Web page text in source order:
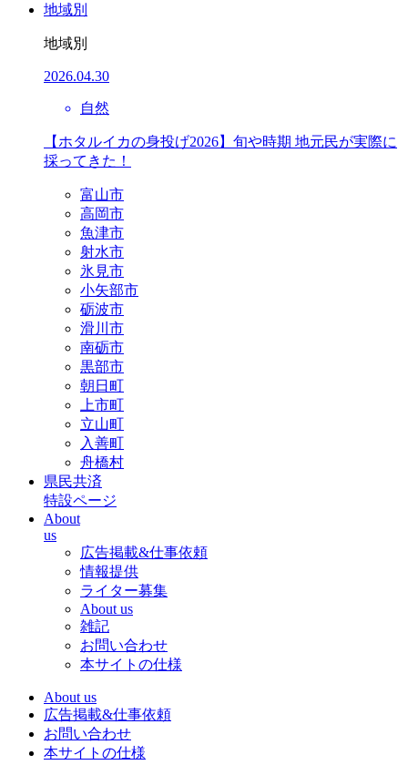
地域別
地域別
2026.04.30
自然
【ホタルイカの身投げ2026】旬や時期 地元民が実際に
採ってきた！
富山市
高岡市
魚津市
射水市
氷見市
小矢部市
砺波市
滑川市
南砺市
黒部市
朝日町
上市町
立山町
入善町
舟橋村
県民共済
特設ページ
About
us
広告掲載&仕事依頼
情報提供
ライター募集
About us
雑記
お問い合わせ
本サイトの仕様
About us
広告掲載&仕事依頼
お問い合わせ
本サイトの仕様